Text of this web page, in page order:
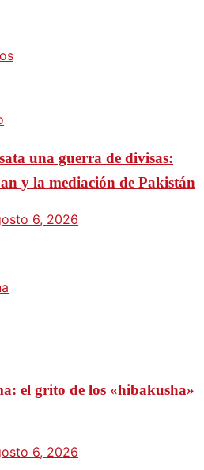
una guerra de divisas:
y la mediación de Pakistán
6, 2026
el grito de los «hibakusha»
6, 2026